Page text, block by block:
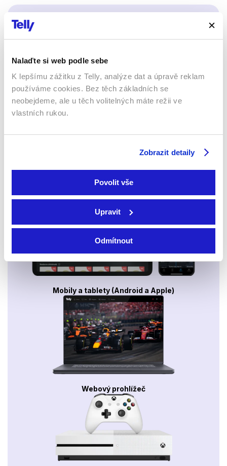
Nalaďte si web podle sebe
K lepšímu zážitku z Telly, analýze dat a úpravě reklam
používáme cookies. Bez těch základních se
neobejdeme, ale u těch volitelných máte režii ve
vlastních rukou.
Zobrazit detaily
Povolit vše
Upravit
Odmítnout
Sledujte kdekoliv až na 6 zařízeních
po celé EU, a to až na 6 zařízeních.
Smart TV - Android, Google, Samsung, LG, VIDAA
Mobily a tablety (Android a Apple)
Webový prohlížeč